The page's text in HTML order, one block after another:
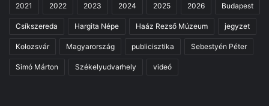
2021 2022 2023 2024 2025 2026 Budapest
Csíkszereda Hargita Népe Haáz Rezső Múzeum jegyzet
Kolozsvár Magyarország publicisztika Sebestyén Péter
Simó Márton Székelyudvarhely videó